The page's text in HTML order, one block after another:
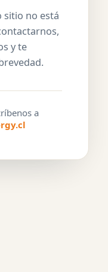
sitio no está
y te
a